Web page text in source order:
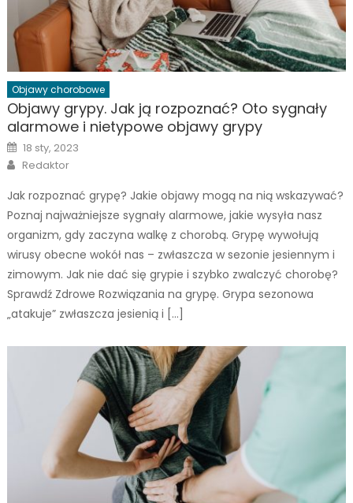
Objawy chorobowe
Objawy grypy. Jak ją rozpoznać? Oto sygnały
alarmowe i nietypowe objawy grypy
Posted
on
18 sty, 2023
Author
Redaktor
Jak rozpoznać grypę? Jakie objawy mogą na nią wskazywać?
Poznaj najważniejsze sygnały alarmowe, jakie wysyła nasz
organizm, gdy zaczyna walkę z chorobą. Grypę wywołują
wirusy obecne wokół nas – zwłaszcza w sezonie jesiennym i
zimowym. Jak nie dać się grypie i szybko zwalczyć chorobę?
Sprawdź Zdrowe Rozwiązania na grypę. Grypa sezonowa
„atakuje” zwłaszcza jesienią i […]